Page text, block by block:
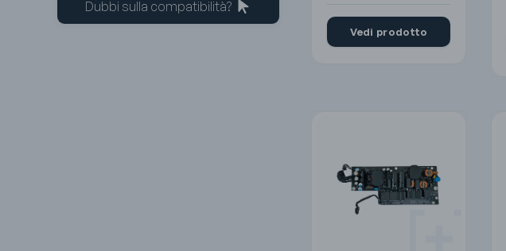
Dubbi sulla compatibilità?
Vedi prodotto